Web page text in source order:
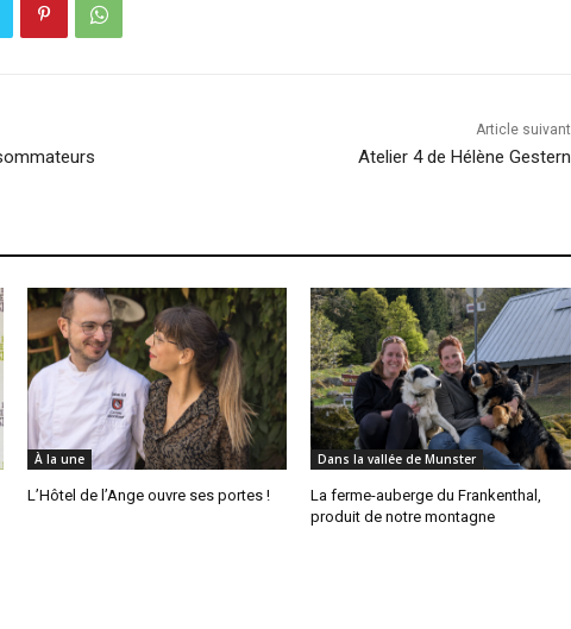
Article suivant
Atelier 4 de Hélène Gestern
À la une
L’Hôtel de l’Ange ouvre ses portes !
Dans la vallée de Munster
La ferme-auberge du Frankenthal,
produit de notre montagne